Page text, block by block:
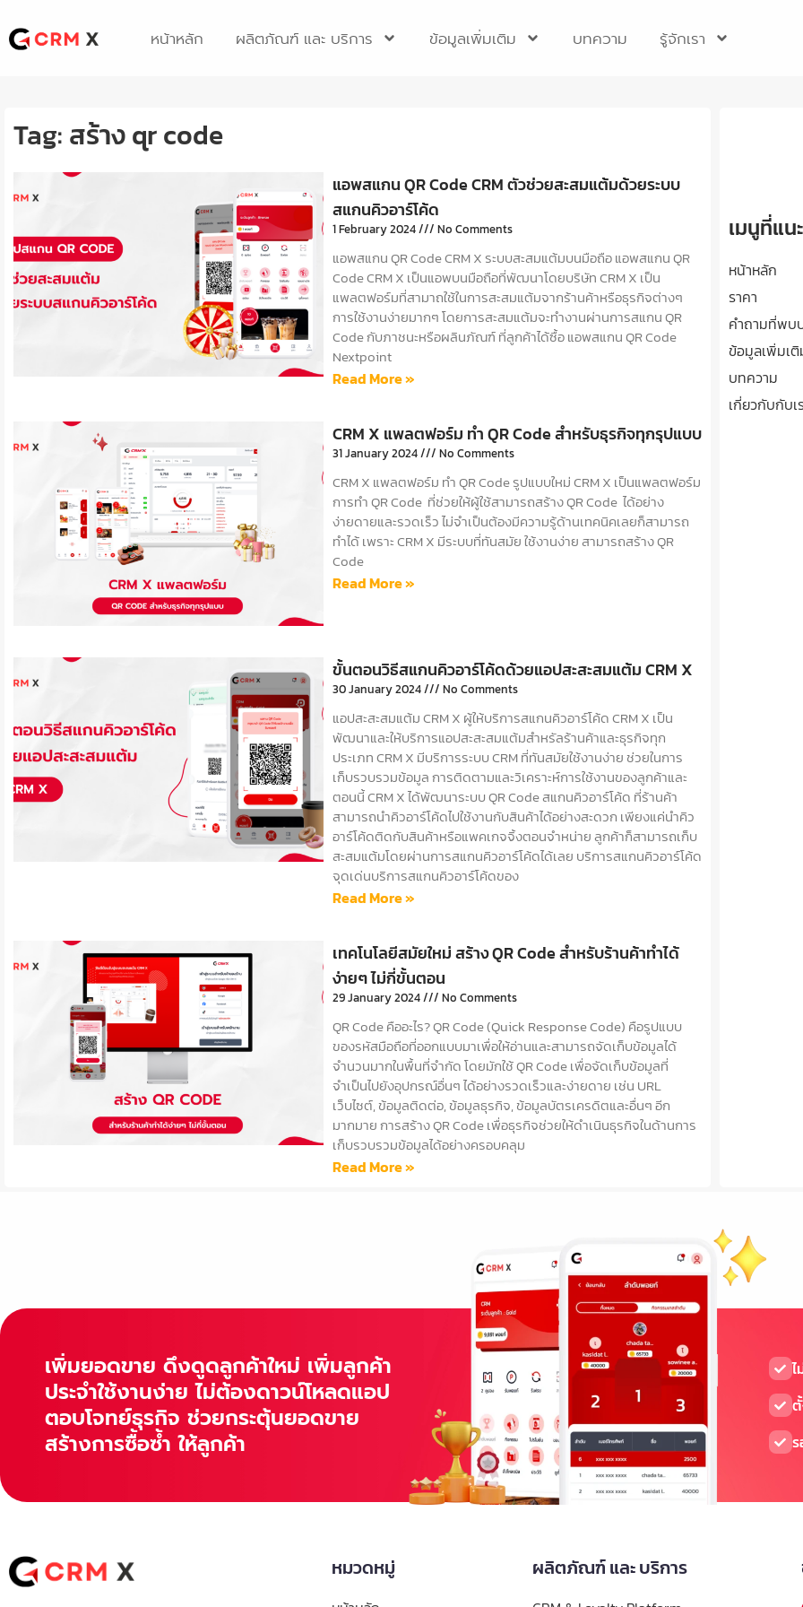
to
content
หน้าหลัก ผลิตภัณฑ์ และ บริการ ข้อมูลเพิ่มเติม บทความ รู้จักเรา
Tag: สร้าง qr code
แอพสแกน QR Code CRM ตัวช่วยสะสมแต้มด้วยระบบ
สแกนคิวอาร์โค้ด
1 February 2024 No Comments
แอพสแกน QR Code CRM X ระบบสะสมแต้มบนมือถือ แอพสแกน QR
Code CRM X เป็นแอพบนมือถือที่พัฒนาโดยบริษัท CRM X เป็น
แพลตฟอร์มที่สามาถใช้ในการสะสมแต้มจากร้านค้าหรือธุรกิจต่างๆ
การใช้งานง่ายมากๆ โดยการสะสมแต้มจะทำงานผ่านการสแกน QR
Code กับภาชนะหรือผลินภัณฑ์ ที่ลูกค้าได้ซื้อ แอพสแกน QR Code
Nextpoint
Read More »
CRM X แพลตฟอร์ม ทำ QR Code สำหรับธุรกิจทุกรุปแบบ
31 January 2024 No Comments
CRM X แพลตฟอร์ม ทำ QR Code รูปแบบใหม่ CRM X เป็นแพลตฟอร์ม
การทํา QR Code ที่ช่วยให้ผู้ใช้สามารถสร้าง QR Code ได้อย่าง
ง่ายดายและรวดเร็ว ไม่จำเป็นต้องมีความรู้ด้านเทคนิคเลยก็สามารถ
ทำได้ เพราะ CRM X มีระบบที่ทันสมัย ใช้งานง่าย สามารถสร้าง QR
Code
Read More »
ขั้นตอนวิธีสแกนคิวอาร์โค้ดด้วยแอปสะสะสมแต้ม CRM X
30 January 2024 No Comments
แอปสะสะสมแต้ม CRM X ผู้ให้บริการสแกนคิวอาร์โค้ด CRM X เป็น
พัฒนาและให้บริการแอปสะสะสมแต้มสำหรัลร้านค้าและธุรกิจทุก
ประเภท CRM X มีบริการระบบ CRM ที่ทันสมัยใช้งานง่าย ช่วยในการ
เก็บรวบรวมข้อมูล การติดตามและวิเคราะห์การใช้งานของลูกค้าและ
ตอนนี้ CRM X ได้พัฒนาระบบ QR Code สแกนคิวอาร์โค้ด ที่ร้านค้า
สามารถนำคิวอาร์โค้ดไปใช้งานกับสินค้าได้อย่างสะดวก เพียงแค่นำคิว
อาร์โค้ดติดกับสินค้าหรือแพคเกจจิ้งตอนจำหน่าย ลูกค้าก็สามารถเก็บ
สะสมแต้มโดยผ่านการสแกนคิวอาร์โค้ดได้เลย บริการสแกนคิวอาร์โค้ด
จุดเด่นบริการสแกนคิวอาร์โค้ดของ
Read More »
เทคโนโลยีสมัยใหม่ สร้าง QR Code สำหรับร้านค้าทำได้
ง่ายๆ ไม่กี่ขั้นตอน
29 January 2024 No Comments
QR Code คืออะไร? QR Code (Quick Response Code) คือรูปแบบ
ของรหัสมือถือที่ออกแบบมาเพื่อให้อ่านและสามารถจัดเก็บข้อมูลได้
จำนวนมากในพื้นที่จำกัด โดยมักใช้ QR Code เพื่อจัดเก็บข้อมูลที่
จำเป็นไปยังอุปกรณ์อื่นๆ ได้อย่างรวดเร็วและง่ายดาย เช่น URL
เว็บไซต์, ข้อมูลติดต่อ, ข้อมูลธุรกิจ, ข้อมูลบัตรเครดิตและอื่นๆ อีก
มากมาย การสร้าง QR Code เพื่อธุรกิจช่วยให้ดำเนินธุรกิจในด้านการ
เก็บรวบรวมข้อมูลได้อย่างครอบคลุม
Read More »
เมนูที่แน
หน้าหลัก
ราคา
คำถามที่พบ
ข้อมูลเพิ่มเ
บทความ
เกี่ยวกับกับเ
เพิ่มยอดขาย ดึงดูดลูกค้าใหม่ เพิ่มลูกค้า
ประจำใช้งานง่าย ไม่ต้องดาวน์โหลดแอป
ตอบโจทย์ธุรกิจ ช่วยกระตุ้นยอดขาย
สร้างการซื้อซ้ำ ให้ลูกค้า
หมวดหมู่ ผลิตภัณฑ์ และ บริการ